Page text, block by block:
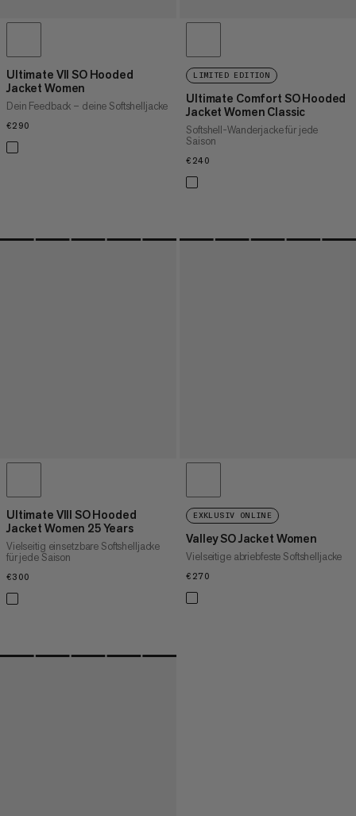
Ultimate VII SO Hooded
Jacket Women
Dein Feedback – deine Softshelljacke
€290
LIMITED EDITION
Ultimate Comfort SO Hooded
Jacket Women Classic
Softshell-Wanderjacke für jede
Saison
€240
Ultimate VIII SO Hooded
Jacket Women 25 Years
Vielseitig einsetzbare Softshelljacke
für jede Saison
€300
EXKLUSIV ONLINE
Valley SO Jacket Women
Vielseitige abriebfeste Softshelljacke
€270